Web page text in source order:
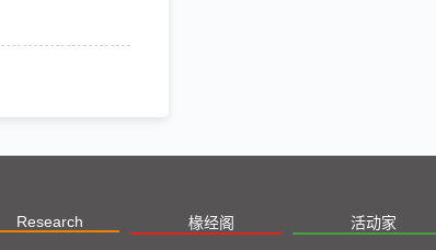
Research 椽经阁 活动家